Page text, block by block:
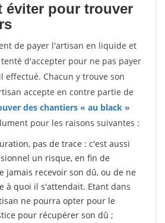
éviter pour trouver
de payer l'artisan en liquide et
d'accepter pour ne pas payer
effectué. Chacun y trouve son
accepte en contre partie de
des chantiers « au black »
pour les raisons suivantes :
pas de trace : c'est aussi
un risque, en fin de
jamais recevoir son dû, ou de ne
à quoi il s'attendait. Etant dans
ne pourra opter pour le
pour récupérer son dû ;